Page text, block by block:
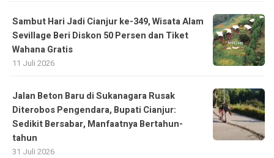
Sambut Hari Jadi Cianjur ke-349, Wisata Alam
Sevillage Beri Diskon 50 Persen dan Tiket
Wahana Gratis
11 Juli 2026
Jalan Beton Baru di Sukanagara Rusak
Diterobos Pengendara, Bupati Cianjur:
Sedikit Bersabar, Manfaatnya Bertahun-
tahun
31 Juli 2026